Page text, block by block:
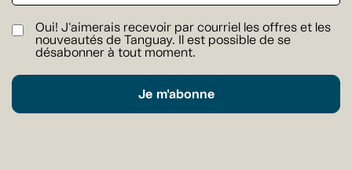
Oui! J'aimerais recevoir par courriel les offres et les
nouveautés de Tanguay. Il est possible de se
désabonner à tout moment.
Je m'abonne